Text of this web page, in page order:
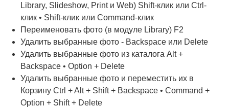
Library, Slideshow, Print и Web) Shift-клик или Ctrl-
клик • Shift-клик или Command-клик
Переименовать фото (в модуле Library) F2
Удалить выбранные фото - Backspace или Delete
Удалить выбранные фото из каталога Alt +
Backspace • Option + Delete
Удалить выбранные фото и переместить их в
Корзину Ctrl + Alt + Shift + Backspace • Command +
Option + Shift + Delete